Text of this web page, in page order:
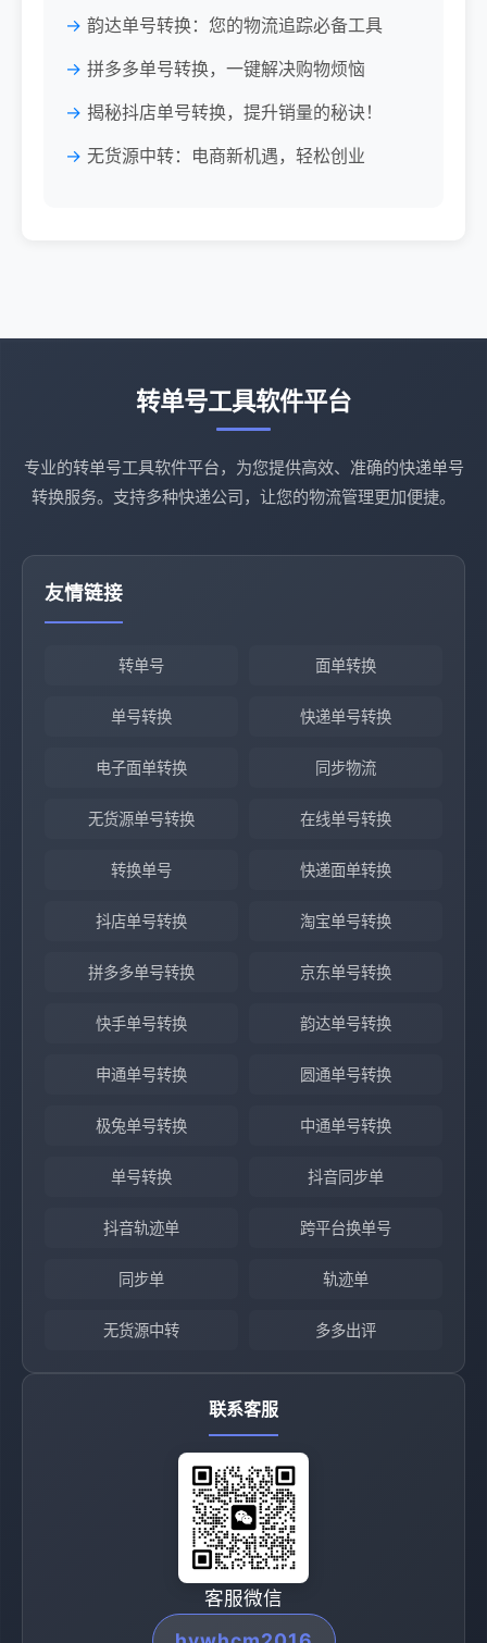
韵达单号转换：您的物流追踪必备工具
拼多多单号转换，一键解决购物烦恼
揭秘抖店单号转换，提升销量的秘诀！
无货源中转：电商新机遇，轻松创业
转单号工具软件平台
专业的转单号工具软件平台，为您提供高效、准确的快递单号
转换服务。支持多种快递公司，让您的物流管理更加便捷。
友情链接
转单号 面单转换
单号转换 快递单号转换
电子面单转换 同步物流
无货源单号转换 在线单号转换
转换单号 快递面单转换
抖店单号转换 淘宝单号转换
拼多多单号转换 京东单号转换
快手单号转换 韵达单号转换
申通单号转换 圆通单号转换
极兔单号转换 中通单号转换
单号转换 抖音同步单
抖音轨迹单 跨平台换单号
同步单 轨迹单
无货源中转 多多出评
联系客服
客服微信